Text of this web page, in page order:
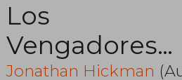
Los
Vengadores
Jonathan Hickman